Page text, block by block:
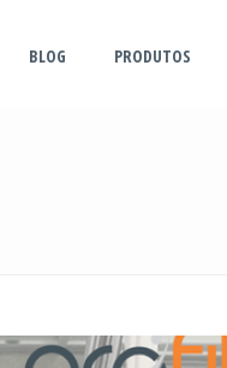
BLOG PRODUTOS